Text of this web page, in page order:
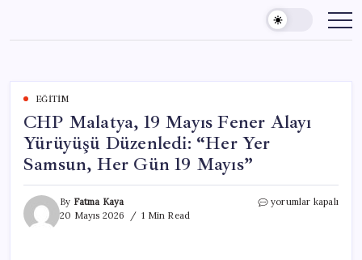
content
EĞITIM
CHP Malatya, 19 Mayıs Fener Alayı
Yürüyüşü Düzenledi: “Her Yer
Samsun, Her Gün 19 Mayıs”
By Fatma Kaya
20 Mayıs 2026
1 Min Read
CHP
yorumlar kapalı